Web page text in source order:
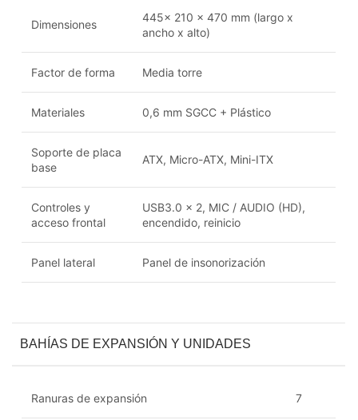
Dimensiones
445x 210 x 470 mm (largo x
ancho x alto)
Factor de forma Media torre
Materiales 0,6 mm SGCC + Plástico
Soporte de placa
base
ATX, Micro-ATX, Mini-ITX
Controles y
acceso frontal
USB3.0 x 2, MIC / AUDIO (HD),
encendido, reinicio
Panel lateral Panel de insonorización
BAHÍAS DE EXPANSIÓN Y UNIDADES
Ranuras de expansión 7